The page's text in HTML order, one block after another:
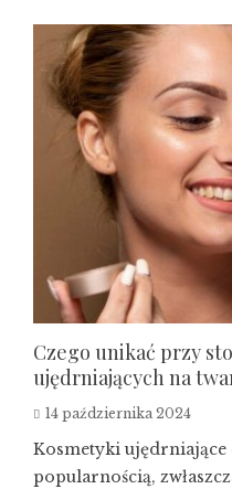
Czego unikać przy
ujędrniających na
14 października 2024
Kosmetyki ujędrniające
popularnością,